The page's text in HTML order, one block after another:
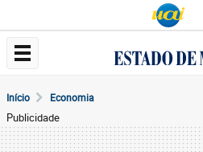
Início Economia
Publicidade